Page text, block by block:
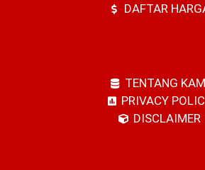
DAFTAR
TENTANG
PRIVACY
DISCLAIMER